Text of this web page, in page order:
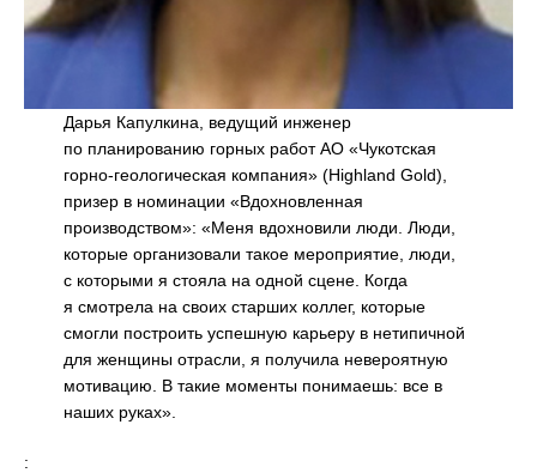
Дарья Капулкина, ведущий инженер
по планированию горных работ АО «Чукотская
горно-геологическая компания» (Highland Gold),
призер в номинации «Вдохновленная
производством»: «Меня вдохновили люди. Люди,
которые организовали такое мероприятие, люди,
с которыми я стояла на одной сцене. Когда
я смотрела на своих старших коллег, которые
смогли построить успешную карьеру в нетипичной
для женщины отрасли, я получила невероятную
мотивацию. В такие моменты понимаешь: все в
наших руках».
: